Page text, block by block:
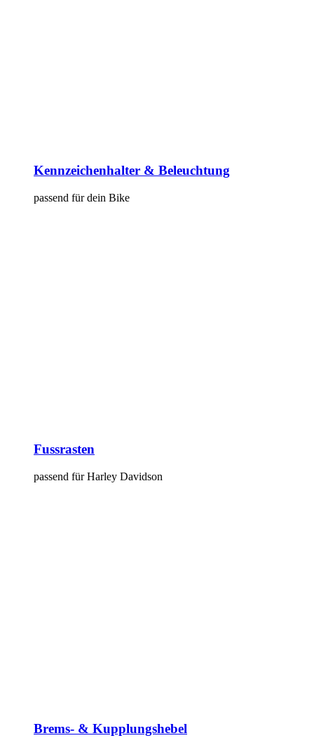
Kennzeichenhalter & Beleuchtung
passend für dein Bike
Fussrasten
passend für Harley Davidson
Brems- & Kupplungshebel